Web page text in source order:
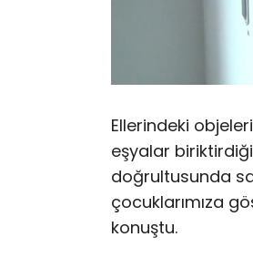
Ellerindeki
eşyalar
doğrultusunda
çocuklarımıza
konuştu.